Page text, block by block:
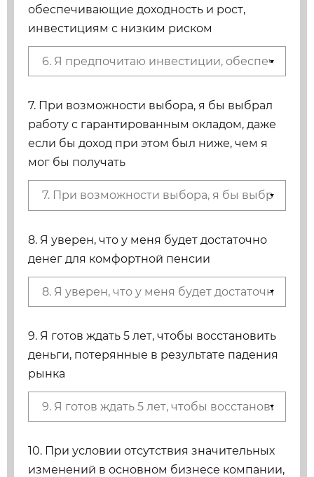
обеспечивающие доходность и рост,
инвестициям с низким риском
7. При возможности выбора, я бы выбрал
работу с гарантированным окладом, даже
если бы доход при этом был ниже, чем я
мог бы получать
8. Я уверен, что у меня будет достаточно
денег для комфортной пенсии
9. Я готов ждать 5 лет, чтобы восстановить
деньги, потерянные в результате падения
рынка
10. При условии отсутствия значительных
изменений в основном бизнесе компании,